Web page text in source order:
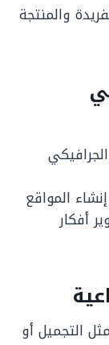
والمنتجة
المواقع
أفكار
التجميل أو